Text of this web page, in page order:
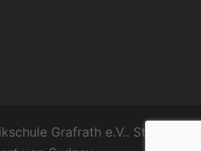
Grafrath e.V.. Stolz